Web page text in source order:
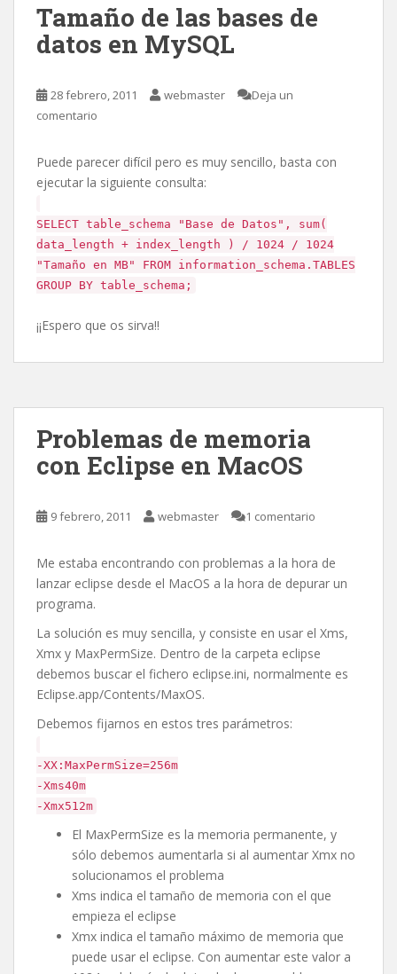
Tamaño de las bases de
datos en MySQL
28 febrero, 2011 webmaster
Deja un
comentario
Puede parecer difícil pero es muy sencillo, basta con
ejecutar la siguiente consulta:
SELECT table_schema "Base de Datos", sum(
data_length + index_length ) / 1024 / 1024
"Tamaño en MB" FROM information_schema.TABLES
GROUP BY table_schema;
¡¡Espero que os sirva!!
Problemas de memoria
con Eclipse en MacOS
9 febrero, 2011 webmaster 1 comentario
Me estaba encontrando con problemas a la hora de
lanzar eclipse desde el MacOS a la hora de depurar un
programa.
La solución es muy sencilla, y consiste en usar el Xms,
Xmx y MaxPermSize. Dentro de la carpeta eclipse
debemos buscar el fichero eclipse.ini, normalmente es
Eclipse.app/Contents/MaxOS.
Debemos fijarnos en estos tres parámetros:
-XX:MaxPermSize=256m
-Xms40m
-Xmx512m
El MaxPermSize es la memoria permanente, y
sólo debemos aumentarla si al aumentar Xmx no
solucionamos el problema
Xms indica el tamaño de memoria con el que
empieza el eclipse
Xmx indica el tamaño máximo de memoria que
puede usar el eclipse. Con aumentar este valor a